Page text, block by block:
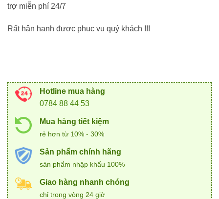
trợ miễn phí 24/7
Rất hân hạnh được phục vụ quý khách !!!
Hotline mua hàng
0784 88 44 53
Mua hàng tiết kiệm
rẻ hơn từ 10% - 30%
Sản phẩm chính hãng
sản phẩm nhập khẩu 100%
Giao hàng nhanh chóng
chỉ trong vòng 24 giờ